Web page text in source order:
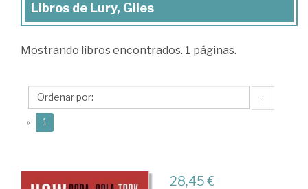
Libros
Lury,
Libros de Lury, Giles
Mostrando libros encontrados. 1 páginas.
↑
« 1
28,45 €